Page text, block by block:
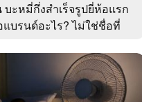
ะหมี่กึ่งสำเร็จรูปยี่ห้อแรก
บรนด์อะไร? ไม่ใช่ชื่อที่